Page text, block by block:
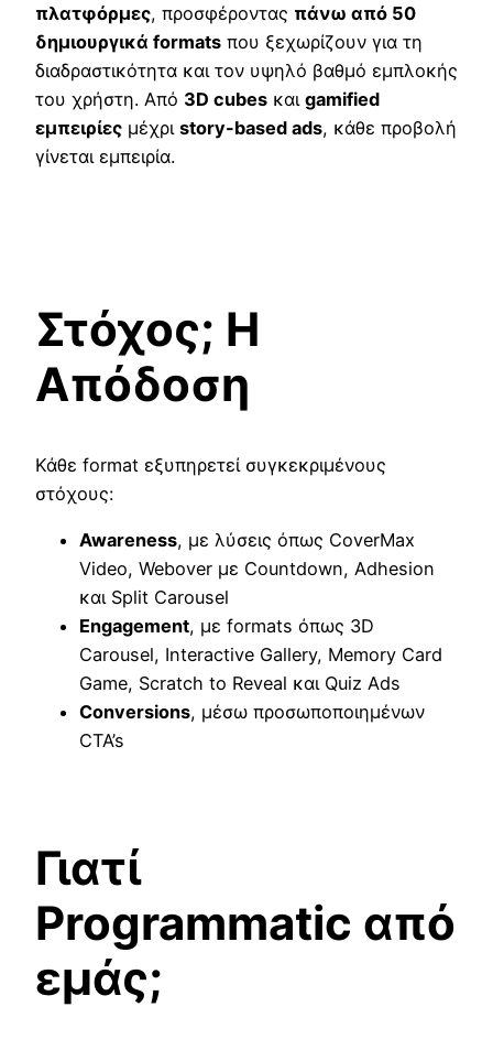
πλατφόρμες, προσφέροντας πάνω από 50
δημιουργικά formats που ξεχωρίζουν για τη
διαδραστικότητα και τον υψηλό βαθμό εμπλοκής
του χρήστη. Από 3D cubes και gamified
εμπειρίες μέχρι story-based ads, κάθε προβολή
γίνεται εμπειρία.
Στόχος; Η
Απόδοση
Κάθε format εξυπηρετεί συγκεκριμένους
στόχους:
Awareness, με λύσεις όπως CoverMax
Video, Webover με Countdown, Adhesion
και Split Carousel
Engagement, με formats όπως 3D
Carousel, Interactive Gallery, Memory Card
Game, Scratch to Reveal και Quiz Ads
Conversions, μέσω προσωποποιημένων
CTA’s
Γιατί
Programmatic από
εμάς;